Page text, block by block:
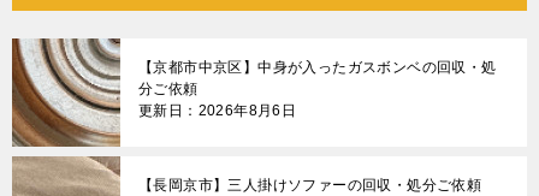
【京都市中京区】中身が入ったガスボンベの回収・処
分ご依頼
更新日：2026年8月6日
【長岡京市】三人掛けソファーの回収・処分ご依頼